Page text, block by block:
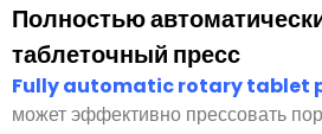
Полностью
таблеточный пресс
Полностью автоматический
таблеточный пресс.может